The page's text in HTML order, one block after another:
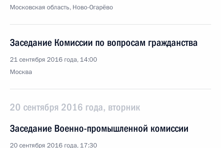
Московская область, Ново-Огарёво
Заседание Комиссии по вопросам гражданства
21 сентября 2016 года, 14:00
Москва
20 сентября 2016 года, вторник
Заседание Военно-промышленной комиссии
20 сентября 2016 года, 17:30